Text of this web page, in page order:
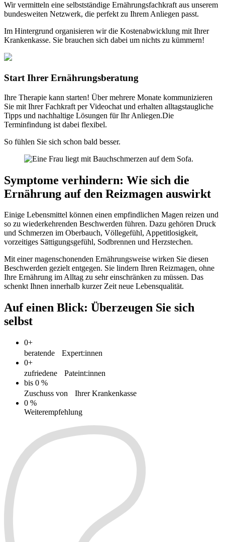
Wir vermitteln eine selbstständige Ernährungsfachkraft aus unserem
bundesweiten Netzwerk, die perfekt zu Ihrem Anliegen passt.
Im Hintergrund organisieren wir die Kostenabwicklung mit Ihrer
Krankenkasse. Sie brauchen sich dabei um nichts zu kümmern!
Start Ihrer Ernährungsberatung
Ihre Therapie kann starten! Über mehrere Monate kommunizieren
Sie mit Ihrer Fachkraft per Videochat und erhalten alltagstaugliche
Tipps und nachhaltige Lösungen für Ihr Anliegen.Die
Terminfindung ist dabei flexibel.
So fühlen Sie sich schon bald besser.
Symptome verhindern: Wie sich die
Ernährung auf den Reizmagen auswirkt
Einige Lebensmittel können einen empfindlichen Magen reizen und
so zu wiederkehrenden Beschwerden führen. Dazu gehören Druck
und Schmerzen im Oberbauch, Völlegefühl, Appetitlosigkeit,
vorzeitiges Sättigungsgefühl, Sodbrennen und Herzstechen.
Mit einer magenschonenden Ernährungsweise wirken Sie diesen
Beschwerden gezielt entgegen. Sie lindern Ihren Reizmagen, ohne
Ihre Ernährung im Alltag zu sehr einschränken zu müssen. Das
schenkt Ihnen innerhalb kurzer Zeit neue Lebensqualität.
Auf einen Blick: Überzeugen Sie sich
selbst
0+
beratende Expert:innen
0+
zufriedene Pateint:innen
bis 0 %
Zuschuss von Ihrer Krankenkasse
0 %
Weiterempfehlung